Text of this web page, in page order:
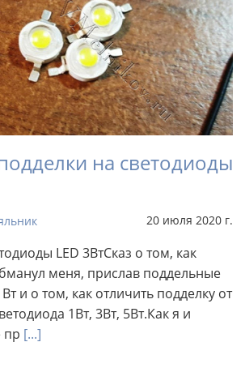
на светодиоды
20 июля 2020 г.
LED 3ВтСказ о том, как
меня, прислав поддельные
и о том, как отличить подделку от
1Вт, 3Вт, 5Вт.Как я и
пр [...]